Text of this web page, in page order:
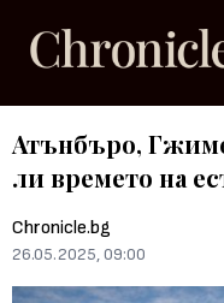
Атънбъро,
ли времето на
Chronicle.bg
26.05.2025, 09:00